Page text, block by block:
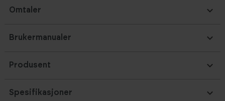
Omtaler
Spesifikasjoner
Brukermanualer
Produsent